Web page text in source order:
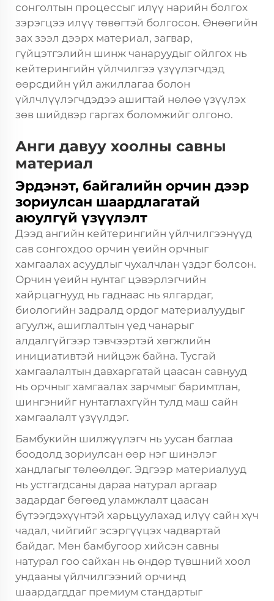
сонголтын процессыг илүү нарийн болгох
зэрэгцээ илүү төвөгтэй болгосон. Өнөөгийн
зах зээл дээрх материал, загвар,
гүйцэтгэлийн шинж чанаруудыг ойлгох нь
кейтерингийн үйлчилгээ үзүүлэгчдэд
өөрсдийн үйл ажиллагаа болон
үйлчлүүлэгчдэдээ ашигтай нөлөө үзүүлэх
зөв шийдвэр гаргах боломжийг олгоно.
Анги давуу хоолны савны
материал
Эрдэнэт, байгалийн орчин дээр
зориулсан шаардлагатай
аюулгүй үзүүлэлт
Дээд ангийн кейтерингийн үйлчилгээнүүд
сав сонгохдоо орчин үеийн орчныг
хамгаалах асуудлыг чухалчлан үздэг болсон.
Орчин үеийн нунтаг цэвэрлэгчийн
хайрцагнууд нь гаднаас нь ялгардаг,
биологийн задралд ордог материалуудыг
агуулж, ашиглалтын үед чанарыг
алдалгүйгээр тэвчээртэй хөгжлийн
инициативтэй нийцэж байна. Тусгай
хамгаалалтын давхаргатай цаасан савнууд
нь орчныг хамгаалах зарчмыг баримтлан,
шингэнийг нунтаглахгүйн тулд маш сайн
хамгаалалт үзүүлдэг.
Бамбукийн шилжүүлэгч нь уусан баглаа
боодолд зориулсан өөр нэг шинэлэг
хандлагыг төлөөлдөг. Эдгээр материалууд
нь устгагдсаны дараа натурал аргаар
задардаг бөгөөд уламжлалт цаасан
бүтээгдэхүүнтэй харьцуулахад илүү сайн хүч
чадал, чийгийг эсэргүүцэх чадвартай
байдаг. Мөн бамбугоор хийсэн савны
натурал гоо сайхан нь өндөр түвшний хоол
ундааны үйлчилгээний орчинд
шаардагддаг премиум стандартыг